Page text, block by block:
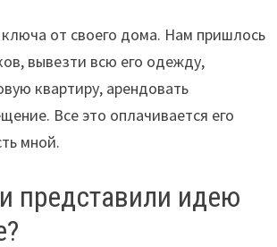
от своего дома. Нам пришлось
вывезти всю его одежду,
квартиру, арендовать
Все это оплачивается его
мной.
представили идею